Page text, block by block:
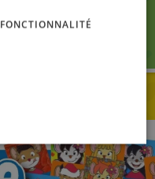
FRENCH
PORTUGUESE
FONCTIONNALITÉ